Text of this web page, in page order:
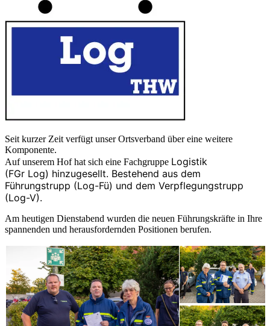
Seit kurzer Zeit verfügt unser Ortsverband über eine weitere
Komponente.
Auf unserem Hof hat sich eine Fachgruppe Logistik
(FGr Log) hinzugesellt. Bestehend aus dem
Führungstrupp (Log-Fü) und dem Verpflegungstrupp
(Log-V).
Am heutigen Dienstabend wurden die neuen Führungskräfte in Ihre
spannenden und herausfordernden Positionen berufen.